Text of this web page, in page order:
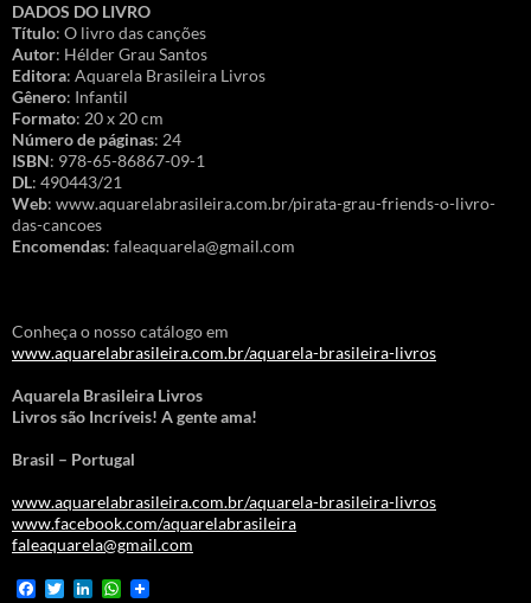
DADOS DO LIVRO
Título: O livro das canções
Autor: Hélder Grau Santos
Editora: Aquarela Brasileira Livros
Gênero: Infantil
Formato: 20 x 20 cm
Número de páginas: 24
ISBN: 978-65-86867-09-1
DL: 490443/21
Web: www.aquarelabrasileira.com.br/pirata-grau-friends-o-livro-
das-cancoes
Encomendas: faleaquarela@gmail.com
Conheça o nosso catálogo em
www.aquarelabrasileira.com.br/aquarela-brasileira-livros
Aquarela Brasileira Livros
Livros são Incríveis! A gente ama!
Brasil – Portugal
www.aquarelabrasileira.com.br/aquarela-brasileira-livros
www.facebook.com/aquarelabrasileira
faleaquarela@gmail.com
F
T
W